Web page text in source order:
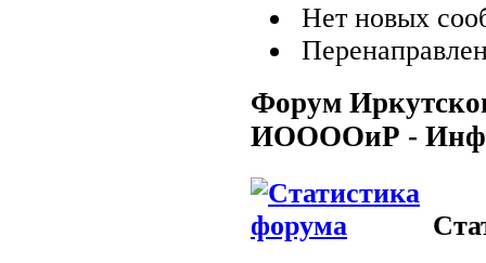
Нет новых
Форум
ИООООиР -